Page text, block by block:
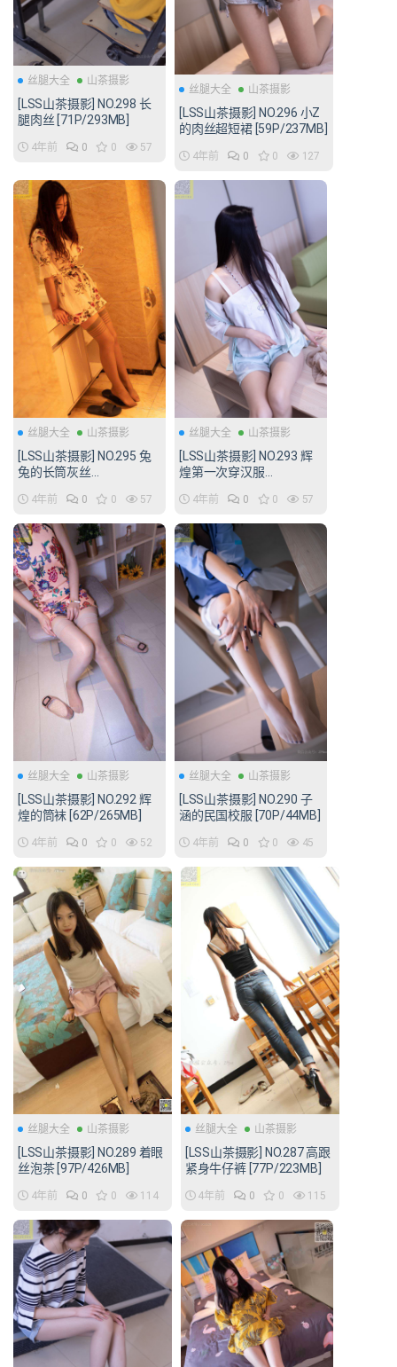
丝腿大全 山茶摄影
[LSS山茶摄影] NO.298 长
腿肉丝 [71P/293MB]
4年前 0 0 57
丝腿大全 山茶摄影
[LSS山茶摄影] NO.296 小Z
的肉丝超短裙 [59P/237MB]
4年前 0 0 127
丝腿大全 山茶摄影
[LSS山茶摄影] NO.295 兔
兔的长筒灰丝
4年前 0 0 57
丝腿大全 山茶摄影
[LSS山茶摄影] NO.293 辉
煌第一次穿汉服
4年前 0 0 57
丝腿大全 山茶摄影
[LSS山茶摄影] NO.292 辉
煌的筒袜 [62P/265MB]
4年前 0 0 52
丝腿大全 山茶摄影
[LSS山茶摄影] NO.290 子
涵的民国校服 [70P/44MB]
4年前 0 0 45
丝腿大全 山茶摄影
[LSS山茶摄影] NO.289 着眼
丝泡茶 [97P/426MB]
4年前 0 0 114
丝腿大全 山茶摄影
[LSS山茶摄影] NO.287 高跟
紧身牛仔裤 [77P/223MB]
4年前 0 0 115